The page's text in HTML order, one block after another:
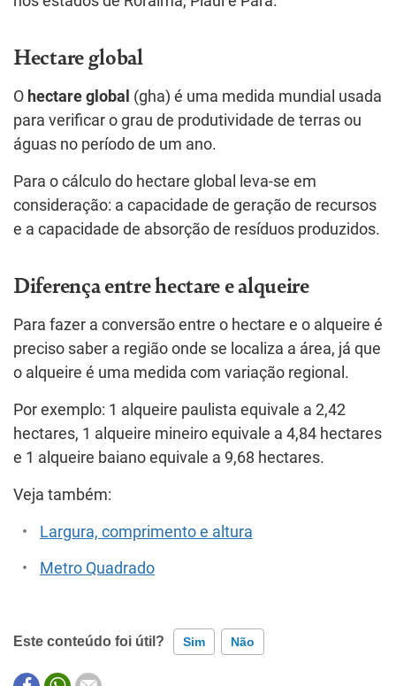
Hectare global
O hectare global (gha) é uma medida mundial usada
para verificar o grau de produtividade de terras ou
águas no período de um ano.
Para o cálculo do hectare global leva-se em
consideração: a capacidade de geração de recursos
e a capacidade de absorção de resíduos produzidos.
Diferença entre hectare e alqueire
Para fazer a conversão entre o hectare e o alqueire é
preciso saber a região onde se localiza a área, já que
o alqueire é uma medida com variação regional.
Por exemplo: 1 alqueire paulista equivale a 2,42
hectares, 1 alqueire mineiro equivale a 4,84 hectares
e 1 alqueire baiano equivale a 9,68 hectares.
Veja também:
Largura, comprimento e altura
Metro Quadrado
Este conteúdo foi útil? Sim Não